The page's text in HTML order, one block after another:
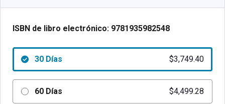
ISBN de libro electrónico: 9781935982548
30 Días $3,749.40
60 Días $4,499.28